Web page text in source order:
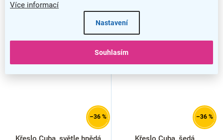
Více informací
Nastavení
Souhlasím
–36 %
SMONTOVÁNO
–36 %